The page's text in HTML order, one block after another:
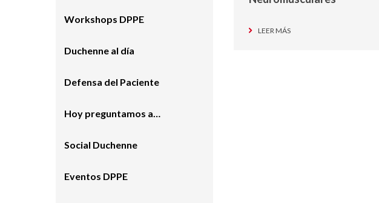
LEER MÁS
Workshops DPPE
Duchenne al día
Defensa del Paciente
Hoy preguntamos a…
Social Duchenne
Eventos DPPE